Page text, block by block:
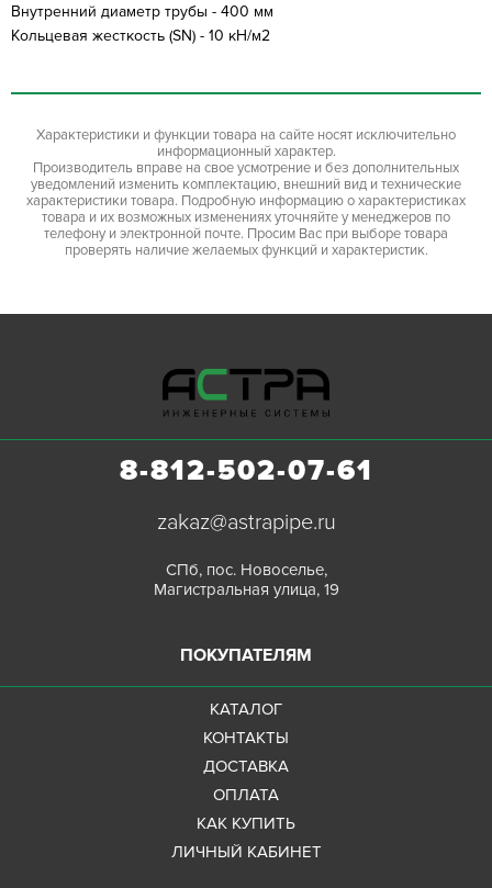
Внутренний диаметр трубы - 400 мм
Кольцевая жесткость (SN) - 10 кН/м2
Характеристики и функции товара на сайте носят исключительно
информационный характер.
Производитель вправе на свое усмотрение и без дополнительных
уведомлений изменить комплектацию, внешний вид и технические
характеристики товара. Подробную информацию о характеристиках
товара и их возможных изменениях уточняйте у менеджеров по
телефону и электронной почте. Просим Вас при выборе товара
проверять наличие желаемых функций и характеристик.
8-812-502-07-61
zakaz@astrapipe.ru
СПб, пос. Новоселье,
Магистральная улица, 19
ПОКУПАТЕЛЯМ
КАТАЛОГ
КОНТАКТЫ
ДОСТАВКА
ОПЛАТА
КАК КУПИТЬ
ЛИЧНЫЙ КАБИНЕТ